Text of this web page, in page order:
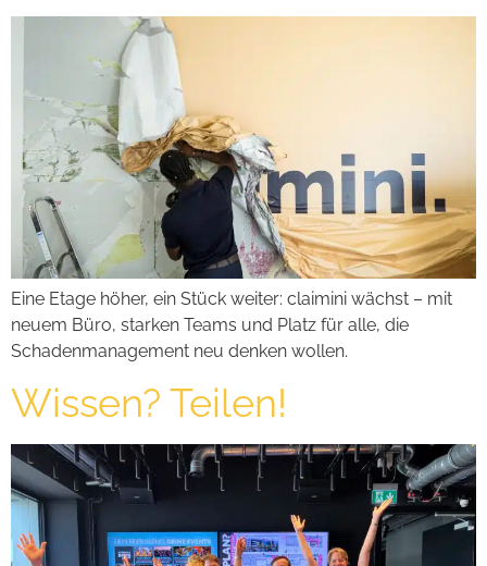
Eine Etage höher, ein Stück weiter: claimini wächst – mit
neuem Büro, starken Teams und Platz für alle, die
Schadenmanagement neu denken wollen.
Wissen? Teilen!